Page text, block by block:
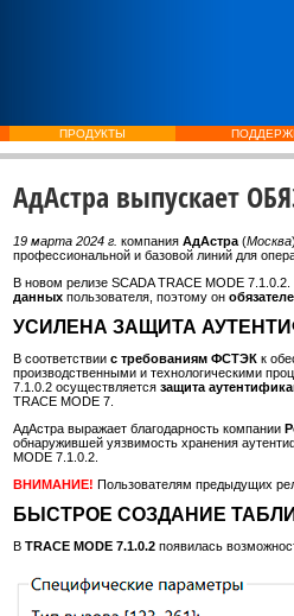
ПРОДУКТЫ
АдАстра выпускает
19 марта 2024 г. компания АдАстра (Москва
профессиональной и базовой линий для
В новом релизе SCADA TRACE MODE
данных пользователя, поэтому он
УСИЛЕНА ЗАЩИТА
В соответствии с требованиям ФСТЭК к
производственными и технологическими
7.1.0.2 осуществляется защита
TRACE MODE 7.
АдАстра выражает благодарность компании
обнаружившей уязвимость хранения
MODE 7.1.0.2.
ВНИМАНИЕ! Пользователям предыдущих
БЫСТРОЕ СОЗДАНИЕ
В TRACE MODE 7.1.0.2 появилась